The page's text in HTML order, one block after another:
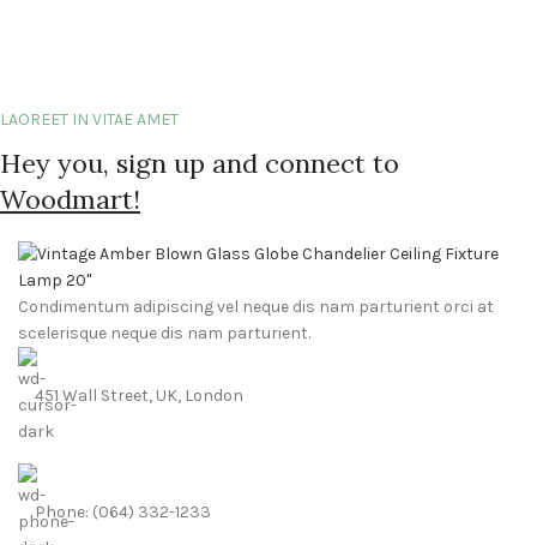
LAOREET IN VITAE AMET
Hey you, sign up and connect to
Woodmart!
Condimentum adipiscing vel neque dis nam parturient orci at
scelerisque neque dis nam parturient.
451 Wall Street, UK, London
Phone: (064) 332-1233